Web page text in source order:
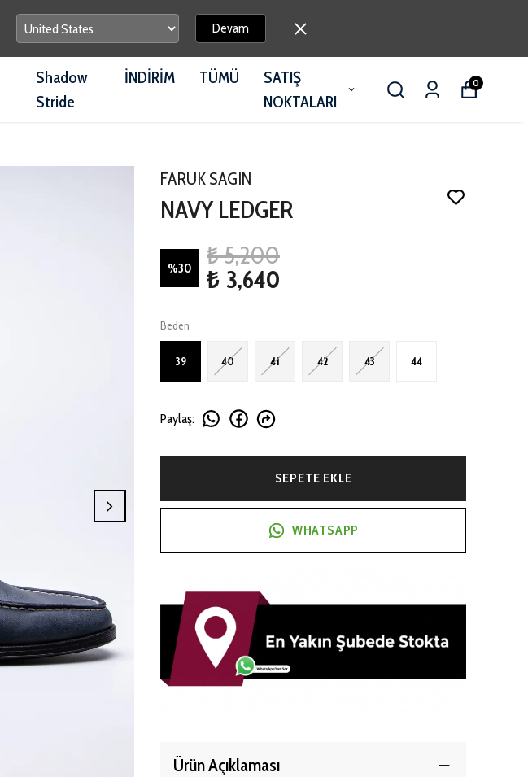
Devam
Shadow
Stride
İNDİRİM TÜMÜ
SATIŞ
NOKTALARI
0
FARUK SAGIN
NAVY LEDGER
%30
₺ 5,200
₺ 3,640
Beden
39 40 41 42 43 44
Paylaş:
SEPETE EKLE
WHATSAPP
Ürün Açıklaması